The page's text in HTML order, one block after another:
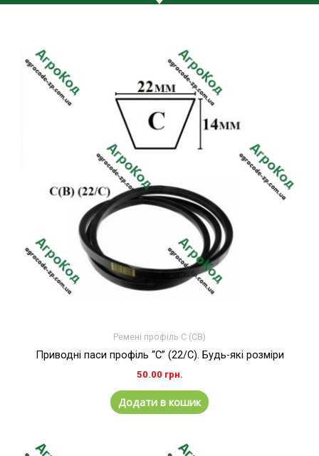
Ремені профіль C (СВ)
Приводні паси профіль “C” (22/C). Будь-які розміри
50.00 грн.
Додати в кошик